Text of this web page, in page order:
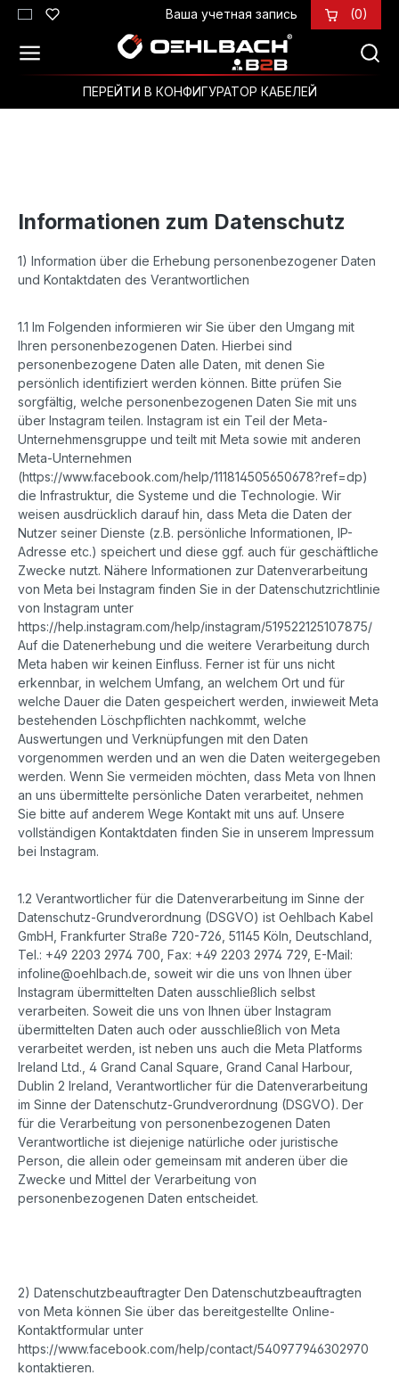
Перейти к основному содержанию
Ваша учетная запись (0)
ПЕРЕЙТИ В КОНФИГУРАТОР КАБЕЛЕЙ
Informationen zum Datenschutz
1) Information über die Erhebung personenbezogener Daten
und Kontaktdaten des Verantwortlichen
1.1 Im Folgenden informieren wir Sie über den Umgang mit
Ihren personenbezogenen Daten. Hierbei sind
personenbezogene Daten alle Daten, mit denen Sie
persönlich identifiziert werden können. Bitte prüfen Sie
sorgfältig, welche personenbezogenen Daten Sie mit uns
über Instagram teilen. Instagram ist ein Teil der Meta-
Unternehmensgruppe und teilt mit Meta sowie mit anderen
Meta-Unternehmen
(https://www.facebook.com/help/111814505650678?ref=dp)
die Infrastruktur, die Systeme und die Technologie. Wir
weisen ausdrücklich darauf hin, dass Meta die Daten der
Nutzer seiner Dienste (z.B. persönliche Informationen, IP-
Adresse etc.) speichert und diese ggf. auch für geschäftliche
Zwecke nutzt. Nähere Informationen zur Datenverarbeitung
von Meta bei Instagram finden Sie in der Datenschutzrichtlinie
von Instagram unter
https://help.instagram.com/help/instagram/519522125107875/
Auf die Datenerhebung und die weitere Verarbeitung durch
Meta haben wir keinen Einfluss. Ferner ist für uns nicht
erkennbar, in welchem Umfang, an welchem Ort und für
welche Dauer die Daten gespeichert werden, inwieweit Meta
bestehenden Löschpflichten nachkommt, welche
Auswertungen und Verknüpfungen mit den Daten
vorgenommen werden und an wen die Daten weitergegeben
werden. Wenn Sie vermeiden möchten, dass Meta von Ihnen
an uns übermittelte persönliche Daten verarbeitet, nehmen
Sie bitte auf anderem Wege Kontakt mit uns auf. Unsere
vollständigen Kontaktdaten finden Sie in unserem Impressum
bei Instagram.
1.2 Verantwortlicher für die Datenverarbeitung im Sinne der
Datenschutz-Grundverordnung (DSGVO) ist Oehlbach Kabel
GmbH, Frankfurter Straße 720-726, 51145 Köln, Deutschland,
Tel.: +49 2203 2974 700, Fax: +49 2203 2974 729, E-Mail:
infoline@oehlbach.de, soweit wir die uns von Ihnen über
Instagram übermittelten Daten ausschließlich selbst
verarbeiten. Soweit die uns von Ihnen über Instagram
übermittelten Daten auch oder ausschließlich von Meta
verarbeitet werden, ist neben uns auch die Meta Platforms
Ireland Ltd., 4 Grand Canal Square, Grand Canal Harbour,
Dublin 2 Ireland, Verantwortlicher für die Datenverarbeitung
im Sinne der Datenschutz-Grundverordnung (DSGVO). Der
für die Verarbeitung von personenbezogenen Daten
Verantwortliche ist diejenige natürliche oder juristische
Person, die allein oder gemeinsam mit anderen über die
Zwecke und Mittel der Verarbeitung von
personenbezogenen Daten entscheidet.
2) Datenschutzbeauftragter Den Datenschutzbeauftragten
von Meta können Sie über das bereitgestellte Online-
Kontaktformular unter
https://www.facebook.com/help/contact/540977946302970
kontaktieren.